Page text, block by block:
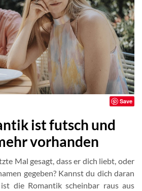
Save
ist futsch und
vorhanden
Mal gesagt, dass er dich liebt, oder
gegeben? Kannst du dich daran
die Romantik scheinbar raus aus